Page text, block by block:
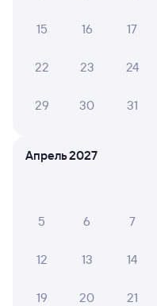
15 16 17
22 23 24
29 30 31
Апрель 2027
5 6 7
12 13 14
19 20 21